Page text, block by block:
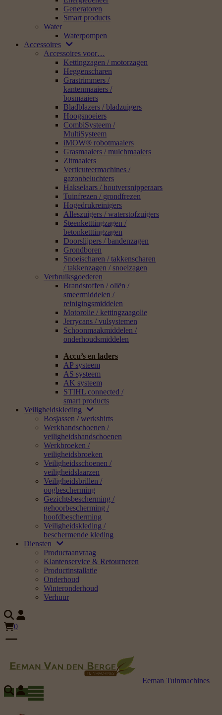
Generatoren
Smart products
Water
Waterpompen
Accessoires
Accessoires voor…
Kettingzagen / motorzagen
Heggenscharen
Grastrimmers /
kantenmaaiers /
bosmaaiers
Bladblazers / bladzuigers
Hoogsnoeiers
CombiSysteem /
MultiSysteem
iMOW® robotmaaiers
Grasmaaiers / mulchmaaiers
Zitmaaiers
Verticuteermachines /
gazonbeluchters
Hakselaars / houtversnipperaars
Tuinfrezen / grondfrezen
Hogedrukreinigers
Alleszuigers / waterstofzuigers
Steenketttingzagen /
betonketttingzagen
Doorslijpers / bandenzagen
Grondboren
Snoeischaren / takkenscharen
/ takkenzagen / snoeizagen
Verbruiksgoederen
Brandstoffen / oliën /
smeermiddelen /
reinigingsmiddelen
Motorolie / kettingzaagolie
Jerrycans / vulsystemen
Schoonmaakmiddelen /
onderhoudsmiddelen
Accu’s en laders
AP systeem
AS systeem
AK systeem
STIHL connected /
smart products
Veiligheidskleding
Bosjassen / werkshirts
Werkhandschoenen /
veiligheidshandschoenen
Werkbroeken /
veiligheidsbroeken
Veiligheidsschoenen /
veiligheidslaarzen
Veiligheidsbrillen /
oogbescherming
Gezichtsbescherming /
gehoorbescherming /
hoofdbescherming
Veiligheidskleding /
beschermende kleding
Diensten
Productaanvraag
Klantenservice & Retourneren
Productinstallatie
Onderhoud
Winteronderhoud
Verhuur
0
Eeman Tuinmachines